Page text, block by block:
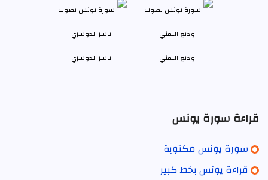
وديع اليمني ياسر الدوسري
قراءة سورة يونس
سورة يونس مكتوبة
قراءة يونس بخط كبير